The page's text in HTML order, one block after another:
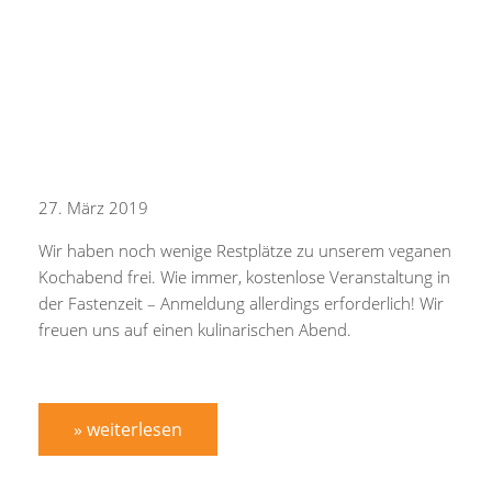
27. März 2019
Wir haben noch wenige Restplätze zu unserem veganen
Kochabend frei. Wie immer, kostenlose Veranstaltung in
der Fastenzeit – Anmeldung allerdings erforderlich! Wir
freuen uns auf einen kulinarischen Abend.
» weiterlesen